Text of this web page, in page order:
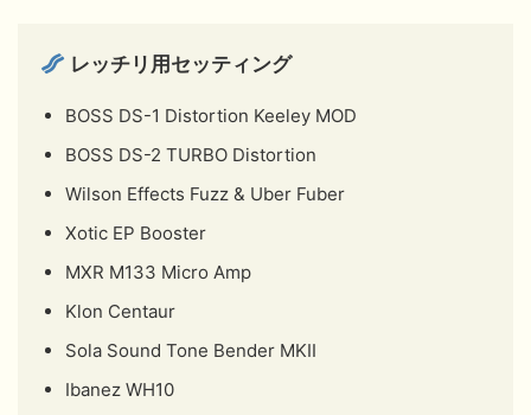
レッチリ用セッティング
BOSS DS-1 Distortion Keeley MOD
BOSS DS-2 TURBO Distortion
Wilson Effects Fuzz & Uber Fuber
Xotic EP Booster
MXR M133 Micro Amp
Klon Centaur
Sola Sound Tone Bender MKII
Ibanez WH10